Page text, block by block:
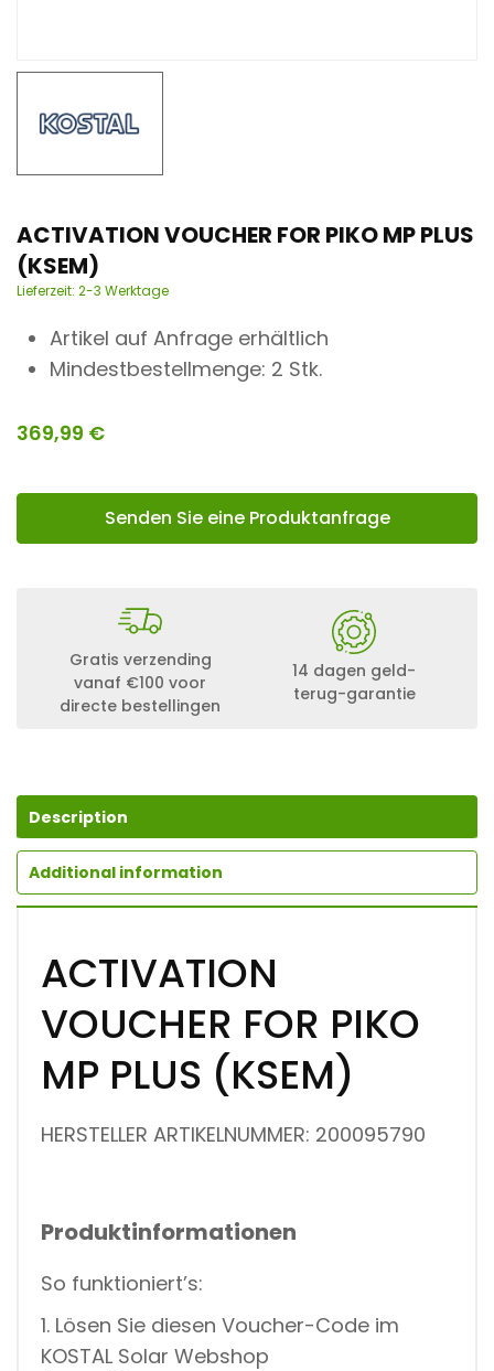
ACTIVATION VOUCHER FOR PIKO MP PLUS
(KSEM)
Lieferzeit: 2-3 Werktage
Artikel auf Anfrage erhältlich
Mindestbestellmenge: 2 Stk.
369,99 €
Senden Sie eine Produktanfrage
Gratis verzending
vanaf €100 voor
directe bestellingen
14 dagen geld-
terug-garantie
Description
Additional information
ACTIVATION
VOUCHER FOR PIKO
MP PLUS (KSEM)
HERSTELLER ARTIKELNUMMER: 200095790
Produktinformationen
So funktioniert’s:
1. Lösen Sie diesen Voucher-Code im
KOSTAL Solar Webshop